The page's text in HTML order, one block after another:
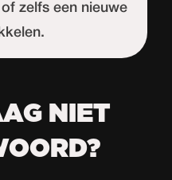
zelfs een nieuwe
NIET